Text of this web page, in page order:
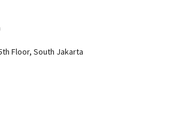
Floor, South Jakarta